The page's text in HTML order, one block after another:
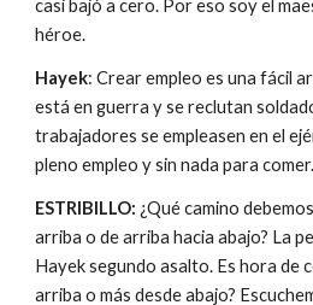
casi bajó a cero. Por eso soy el
héroe.
Hayek: Crear empleo es una fácil
está en guerra y se reclutan
trabajadores se empleasen en el
pleno empleo y sin nada para comer.
ESTRIBILLO: ¿Qué camino
arriba o de arriba hacia abajo? La
Hayek segundo asalto. Es hora de
arriba o más desde abajo?